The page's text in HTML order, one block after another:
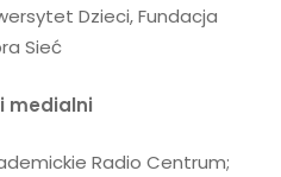
Dzieci,Fundacja
Sieć
medialni
Radio Centrum;